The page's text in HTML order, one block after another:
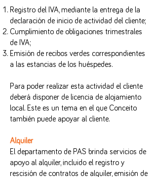
Registro del IVA, mediante la entrega de la
declaración de inicio de actividad del cliente;
Cumplimiento de obligaciones trimestrales
de IVA;
Emisión de recibos verdes correspondientes
a las estancias de los huéspedes.
Para poder realizar esta actividad el cliente
deberá disponer de licencia de alojamiento
local. Este es un tema en el que Conceito
también puede apoyar al cliente.
Alquiler
El departamento de PAS brinda servicios de
apoyo al alquiler, incluido el registro y
rescisión de contratos de alquiler, emisión de